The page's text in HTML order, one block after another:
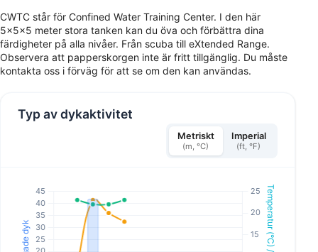
CWTC står för Confined Water Training Center. I den här
5x5x5 meter stora tanken kan du öva och förbättra dina
färdigheter på alla nivåer. Från scuba till eXtended Range.
Observera att papperskorgen inte är fritt tillgänglig. Du måste
kontakta oss i förväg för att se om den kan användas.
Typ av dykaktivitet
Metriskt
(m, °C)
Imperial
(ft, °F)